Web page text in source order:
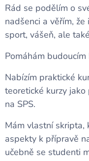
Rád se podělím o
nadšenci a věřím,
sport, vášeň, ale
Pomáhám
Nabízím praktické
teoretické kurzy
na SPS.
Mám vlastní skripta,
aspekty k přípravě
učebně se studenti